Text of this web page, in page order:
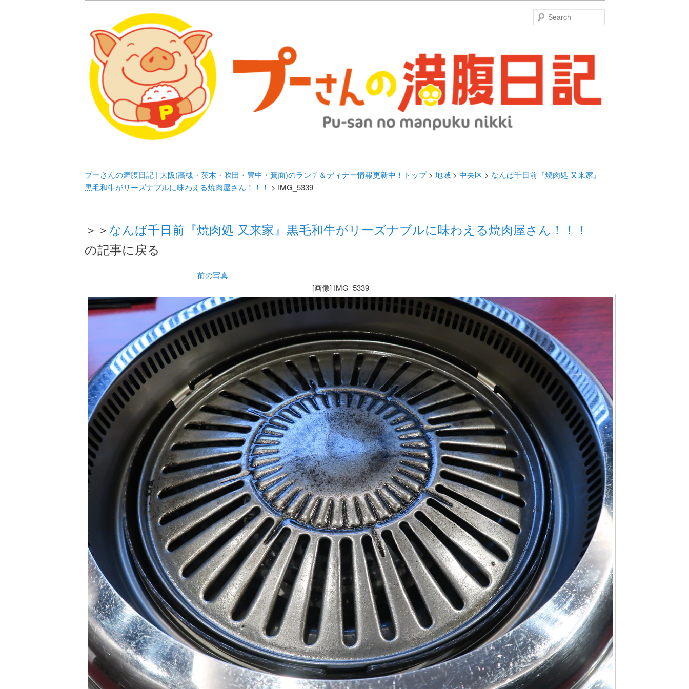
プーさんの満腹日記 | 大阪(高槻・茨木・吹田・
豊中・箕面)のランチ＆ディナー情報更新中！
化してます。
プーさんの満腹日記 | 大阪(高槻・茨木・吹田・豊中・箕面)のランチ＆ディナー情報更新中！トップ> 地域> 中央区 > なんば千日前『焼肉処 又来家』
黒毛和牛がリーズナブルに味わえる焼肉屋さん！！！ > IMG_5339
＞＞ なんば千日前『焼肉処 又来家』黒毛和牛がリーズナブルに味わえる焼肉屋さん！！！
の記事に戻る
前の写真
[画像] IMG_5339